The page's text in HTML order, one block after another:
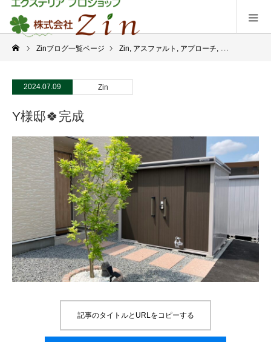
Zinブログ一覧ページ Zin, アスファルト , アプローチ, シンボルツリ
2024.07.09 Zin
Y様邸🍀完成
記事のタイトルとURLをコピーする